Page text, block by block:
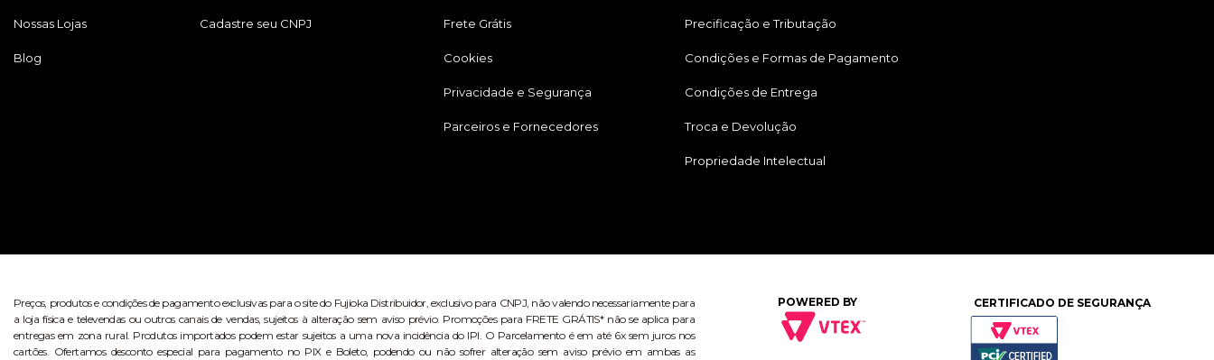
Nossas Lojas
Blog
Cadastre seu CNPJ Frete Grátis
Cookies
Privacidade e Segurança
Parceiros e Fornecedores
Precificação e Tributação
Condições e Formas de Pagamento
Condições de Entrega
Troca e Devolução
Propriedade Intelectual
Preços, produtos e condições de pagamento exclusivas para o site do Fujioka Distribuidor, exclusivo para CNPJ, não valendo necessariamente para
a loja física e televendas ou outros canais de vendas, sujeitos à alteração sem aviso prévio. Promoções para FRETE GRÁTIS* não se aplica para
entregas em zona rural. Produtos importados podem estar sujeitos a uma nova incidência do IPI. O Parcelamento é em até 6x sem juros nos
cartões. Ofertamos desconto especial para pagamento no PIX e Boleto, podendo ou não sofrer alteração sem aviso prévio em ambas as
POWERED BY CERTIFICADO DE SEGURANÇA